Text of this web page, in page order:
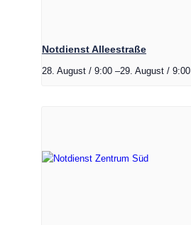
Notdienst Alleestraße
28. August / 9:00 –29. August / 9:00